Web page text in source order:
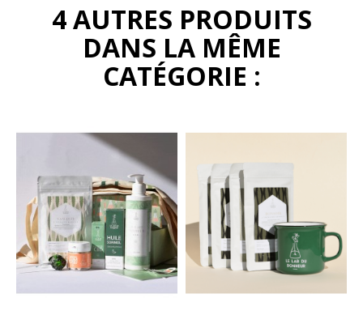
4 AUTRES PRODUITS
DANS LA MÊME
CATÉGORIE :